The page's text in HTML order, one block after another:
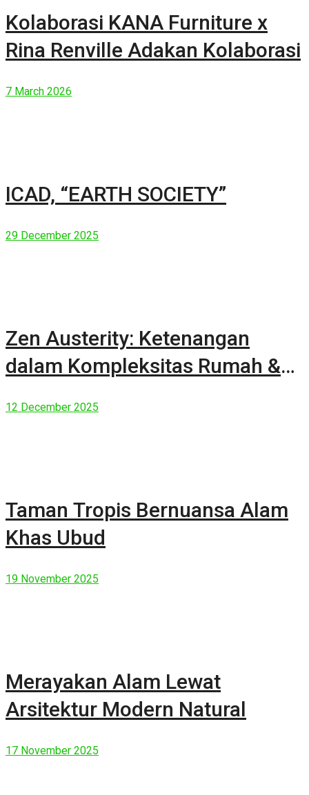
Kolaborasi KANA Furniture x
Rina Renville Adakan Kolaborasi
7 March 2026
ICAD, “EARTH SOCIETY”
29 December 2025
Zen Austerity: Ketenangan
dalam Kompleksitas Rumah &
12 December 2025
Taman Tropis Bernuansa Alam
Khas Ubud
19 November 2025
Merayakan Alam Lewat
Arsitektur Modern Natural
17 November 2025